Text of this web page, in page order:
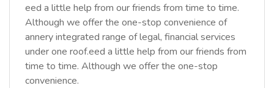
eed a little help from our friends from time to time.
Although we offer the one-stop convenience of
annery integrated range of legal, financial services
under one roof.eed a little help from our friends from
time to time. Although we offer the one-stop
convenience.